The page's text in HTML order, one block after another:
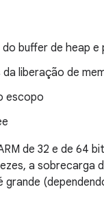
buffer de heap e
liberação de
escopo
de 32 e de 64
a sobrecarga